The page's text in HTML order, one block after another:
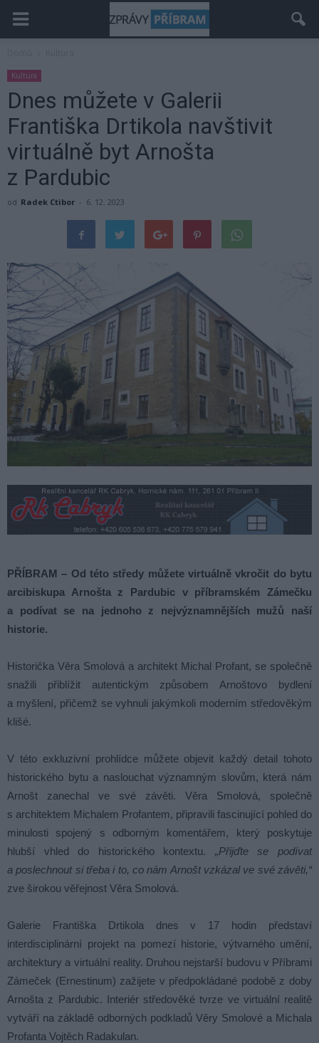
Kultura
Dnes můžete v Galerii
Františka Drtikola navštivit
virtuálně byt Arnošta
z Pardubic
od Radek Ctibor - 6. 12. 2023
PŘÍBRAM – Od této středy můžete virtuálně vkročit do bytu
arcibiskupa Arnošta z Pardubic v příbramském Zámečku
a podívat se na jednoho z nejvýznamnějších mužů naší
historie.
Historička Věra Smolová a architekt Michal Profant, se společně
snažili přiblížit autentickým způsobem Arnoštovo bydlení
a myšlení, přičemž se vyhnuli jakýmkoli moderním středověkým
klišé.
V této exkluzivní prohlídce můžete objevit každý detail tohoto
historického bytu a naslouchat významným slovům, která nám
Arnošt zanechal ve své závěti. Věra Smolová, společně
s architektem Michalem Profantem, připravili fascinující pohled do
minulosti spojený s odborným komentářem, který poskytuje
hlubší vhled do historického kontextu. „Přijďte se podívat
a poslechnout si třeba i to, co nám Arnošt vzkázal ve své závěti,“
zve širokou věřejnost Věra Smolová.
Galerie Františka Drtikola dnes v 17 hodin představí
interdisciplinární projekt na pomezí historie, výtvarného umění,
architektury a virtuální reality. Druhou nejstarší budovu v Příbrami
Zámeček (Ernestinum) zažijete v předpokládané podobě z doby
Arnošta z Pardubic. Interiér středověké tvrze ve virtuální realitě
vytváří na základě odborných podkladů Věry Smolové a Michala
Profanta Vojtěch Radakulan.